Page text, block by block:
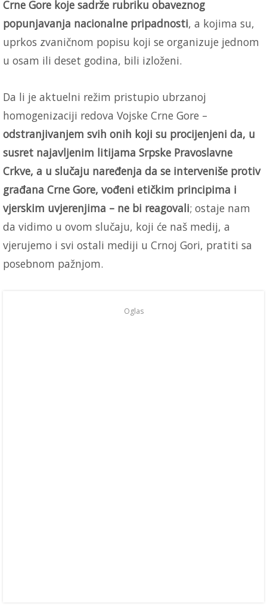
Crne Gore koje sadrže rubriku obaveznog
popunjavanja nacionalne pripadnosti, a kojima su,
uprkos zvaničnom popisu koji se organizuje jednom
u osam ili deset godina, bili izloženi.
Da li je aktuelni režim pristupio ubrzanoj
homogenizaciji redova Vojske Crne Gore –
odstranjivanjem svih onih koji su procijenjeni da, u
susret najavljenim litijama Srpske Pravoslavne
Crkve, a u slučaju naređenja da se interveniše protiv
građana Crne Gore, vođeni etičkim principima i
vjerskim uvjerenjima – ne bi reagovali; ostaje nam
da vidimo u ovom slučaju, koji će naš medij, a
vjerujemo i svi ostali mediji u Crnoj Gori, pratiti sa
posebnom pažnjom.
Oglas